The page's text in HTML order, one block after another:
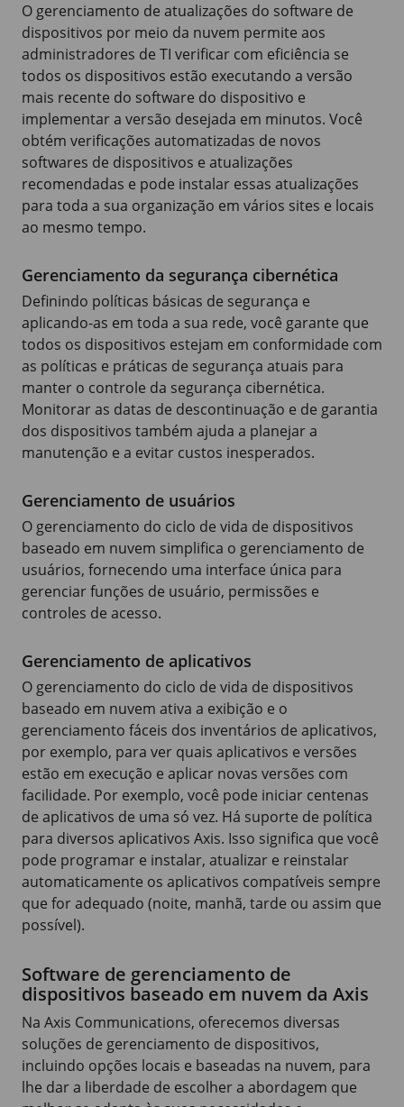
O gerenciamento de atualizações do software de
dispositivos por meio da nuvem permite aos
administradores de TI verificar com eficiência se
todos os dispositivos estão executando a versão
mais recente do software do dispositivo e
implementar a versão desejada em minutos. Você
obtém verificações automatizadas de novos
softwares de dispositivos e atualizações
recomendadas e pode instalar essas atualizações
para toda a sua organização em vários sites e locais
ao mesmo tempo.
Gerenciamento da segurança cibernética
Definindo políticas básicas de segurança e
aplicando-as em toda a sua rede, você garante que
todos os dispositivos estejam em conformidade com
as políticas e práticas de segurança atuais para
manter o controle da segurança cibernética.
Monitorar as datas de descontinuação e de garantia
dos dispositivos também ajuda a planejar a
manutenção e a evitar custos inesperados.
Gerenciamento de usuários
O gerenciamento do ciclo de vida de dispositivos
baseado em nuvem simplifica o gerenciamento de
usuários, fornecendo uma interface única para
gerenciar funções de usuário, permissões e
controles de acesso.
Gerenciamento de aplicativos
O gerenciamento do ciclo de vida de dispositivos
baseado em nuvem ativa a exibição e o
gerenciamento fáceis dos inventários de aplicativos,
por exemplo, para ver quais aplicativos e versões
estão em execução e aplicar novas versões com
facilidade. Por exemplo, você pode iniciar centenas
de aplicativos de uma só vez. Há suporte de política
para diversos aplicativos Axis. Isso significa que você
pode programar e instalar, atualizar e reinstalar
automaticamente os aplicativos compatíveis sempre
que for adequado (noite, manhã, tarde ou assim que
possível).
Software de gerenciamento de
dispositivos baseado em nuvem da Axis
Na Axis Communications, oferecemos diversas
soluções de gerenciamento de dispositivos,
incluindo opções locais e baseadas na nuvem, para
lhe dar a liberdade de escolher a abordagem que